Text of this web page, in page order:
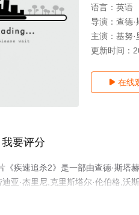
语言： 英语
导演： 查德·
主演： 基努·
更新时间：
 在线
我要评分
《疾速追杀2》是一部由查德·斯塔
迪亚·杰里尼,克里斯塔尔·伦伯格,沃
诺威茨,布丽姬·穆娜,劳伦斯·菲什伯